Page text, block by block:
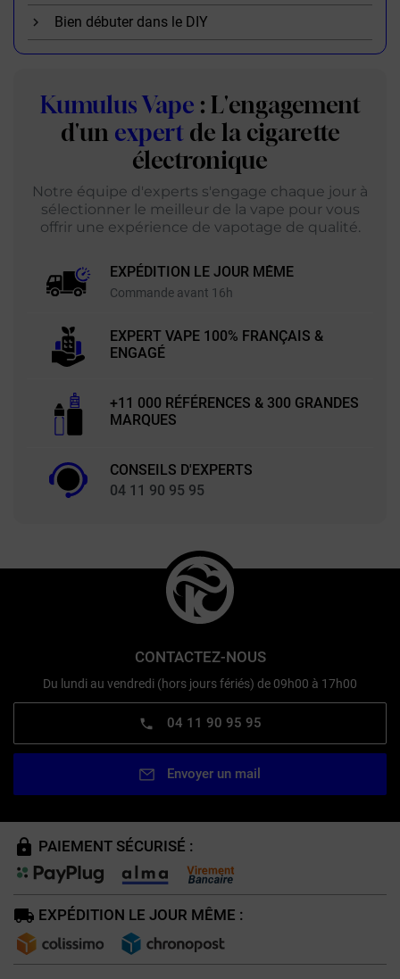
Bien débuter dans le DIY
Kumulus Vape : L'engagement
d'un expert de la cigarette
électronique
Notre équipe d'experts s'engage chaque jour à
sélectionner le meilleur de la vape pour vous
offrir une expérience de vapotage de qualité.
EXPÉDITION LE JOUR MÊME
Commande avant 16h
EXPERT VAPE 100% FRANÇAIS &
ENGAGÉ
+11 000 RÉFÉRENCES & 300 GRANDES
MARQUES
CONSEILS D'EXPERTS
04 11 90 95 95
CONTACTEZ-NOUS
Du lundi au vendredi (hors jours fériés) de 09h00 à 17h00
04 11 90 95 95
Envoyer un mail
PAIEMENT SÉCURISÉ :
EXPÉDITION LE JOUR MÊME :